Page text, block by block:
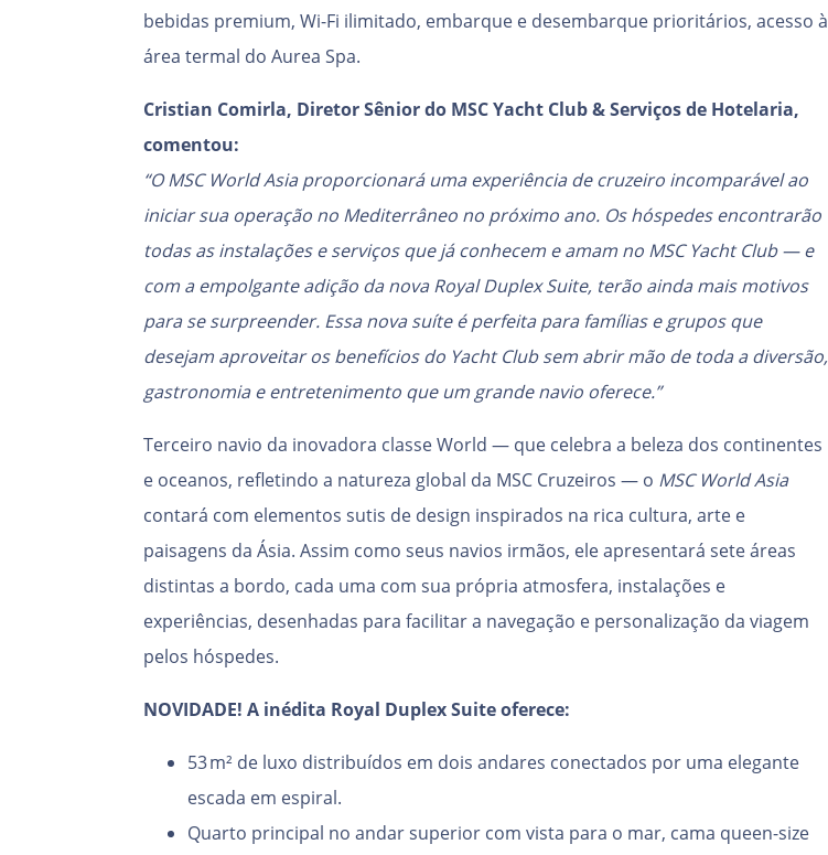
bebidas premium, Wi-Fi ilimitado, embarque e desembarque prioritários, acesso à
área termal do Aurea Spa.
Cristian Comirla, Diretor Sênior do MSC Yacht Club & Serviços de Hotelaria,
comentou:
“O MSC World Asia proporcionará uma experiência de cruzeiro incomparável ao
iniciar sua operação no Mediterrâneo no próximo ano. Os hóspedes encontrarão
todas as instalações e serviços que já conhecem e amam no MSC Yacht Club — e
com a empolgante adição da nova Royal Duplex Suite, terão ainda mais motivos
para se surpreender. Essa nova suíte é perfeita para famílias e grupos que
desejam aproveitar os benefícios do Yacht Club sem abrir mão de toda a diversão,
gastronomia e entretenimento que um grande navio oferece.”
Terceiro navio da inovadora classe World — que celebra a beleza dos continentes
e oceanos, refletindo a natureza global da MSC Cruzeiros — o MSC World Asia
contará com elementos sutis de design inspirados na rica cultura, arte e
paisagens da Ásia. Assim como seus navios irmãos, ele apresentará sete áreas
distintas a bordo, cada uma com sua própria atmosfera, instalações e
experiências, desenhadas para facilitar a navegação e personalização da viagem
pelos hóspedes.
NOVIDADE! A inédita Royal Duplex Suite oferece:
53 m² de luxo distribuídos em dois andares conectados por uma elegante
escada em espiral.
Quarto principal no andar superior com vista para o mar, cama queen-size